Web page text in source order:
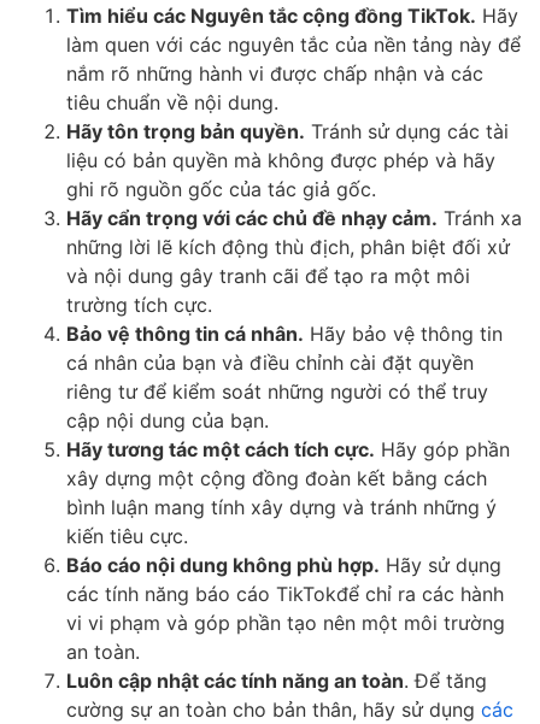
Tìm hiểu các Nguyên tắc cộng đồng TikTok. Hãy
làm quen với các nguyên tắc của nền tảng này để
nắm rõ những hành vi được chấp nhận và các
tiêu chuẩn về nội dung.
Hãy tôn trọng bản quyền. Tránh sử dụng các tài
liệu có bản quyền mà không được phép và hãy
ghi rõ nguồn gốc của tác giả gốc.
Hãy cẩn trọng với các chủ đề nhạy cảm. Tránh xa
những lời lẽ kích động thù địch, phân biệt đối xử
và nội dung gây tranh cãi để tạo ra một môi
trường tích cực.
Bảo vệ thông tin cá nhân. Hãy bảo vệ thông tin
cá nhân của bạn và điều chỉnh cài đặt quyền
riêng tư để kiểm soát những người có thể truy
cập nội dung của bạn.
Hãy tương tác một cách tích cực. Hãy góp phần
xây dựng một cộng đồng đoàn kết bằng cách
bình luận mang tính xây dựng và tránh những ý
kiến tiêu cực.
Báo cáo nội dung không phù hợp. Hãy sử dụng
các tính năng báo cáo TikTokđể chỉ ra các hành
vi vi phạm và góp phần tạo nên một môi trường
an toàn.
Luôn cập nhật các tính năng an toàn. Để tăng
cường sự an toàn cho bản thân, hãy sử dụng các